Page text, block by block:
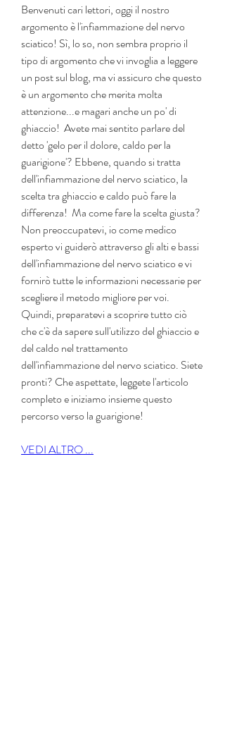
Benvenuti cari lettori, oggi il nostro
argomento è l'infiammazione del nervo
sciatico! Sì, lo so, non sembra proprio il
tipo di argomento che vi invoglia a leggere
un post sul blog, ma vi assicuro che questo
è un argomento che merita molta
attenzione...e magari anche un po' di
ghiaccio!  Avete mai sentito parlare del
detto 'gelo per il dolore, caldo per la
guarigione'? Ebbene, quando si tratta
dell'infiammazione del nervo sciatico, la
scelta tra ghiaccio e caldo può fare la
differenza!  Ma come fare la scelta giusta?
Non preoccupatevi, io come medico
esperto vi guiderò attraverso gli alti e bassi
dell'infiammazione del nervo sciatico e vi
fornirò tutte le informazioni necessarie per
scegliere il metodo migliore per voi.
Quindi, preparatevi a scoprire tutto ciò
che c'è da sapere sull'utilizzo del ghiaccio e
del caldo nel trattamento
dell'infiammazione del nervo sciatico. Siete
pronti? Che aspettate, leggete l'articolo
completo e iniziamo insieme questo
percorso verso la guarigione!
VEDI ALTRO ...